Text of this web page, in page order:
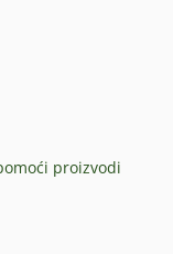
proizvodi